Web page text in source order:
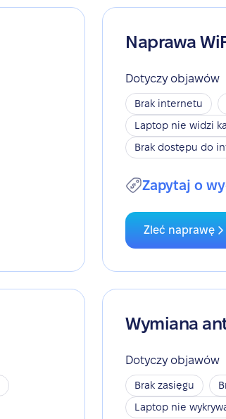
Naprawa
Dotyczy objawów
Brak internetu
Laptop nie widzi
Brak dostępu do
Zapytaj o
Zleć naprawę
Wymiana
Dotyczy objawów
Brak zasięgu
Laptop nie